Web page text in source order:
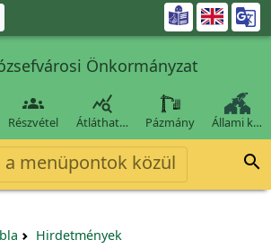

Önkormányzat

Részvétel

Átláthat… Pázmány Állami k…
a menüpontok közül 
Hirdetmények